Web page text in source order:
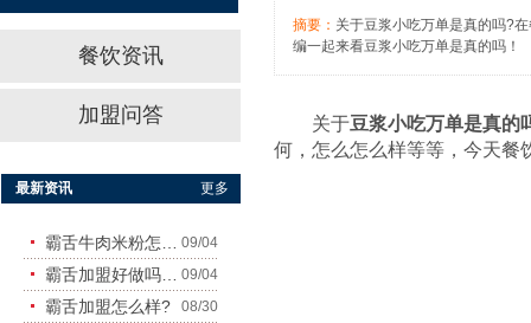
餐饮资讯
加盟问答
摘要： 关于豆浆小吃万单是真的吗?
编一起来看豆浆小吃万单是真的吗！
关于豆浆小吃万单是真的
何，怎么怎么样等等，今天餐
最新资讯 更多
09/04
09/04
霸舌加盟怎么样? 08/30
赤虎堂干豆角烧肉盖码饭